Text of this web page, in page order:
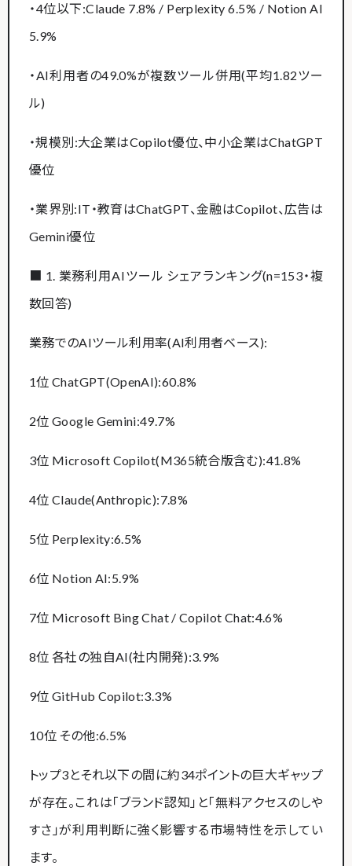
・4位以下:Claude 7.8% / Perplexity 6.5% / Notion AI
5.9%
・AI利用者の49.0%が複数ツール併用(平均1.82ツー
ル)
・規模別:大企業はCopilot優位、中小企業はChatGPT
優位
・業界別:IT・教育はChatGPT、金融はCopilot、広告は
Gemini優位
■ 1. 業務利用AIツール シェアランキング(n=153・複
数回答)
業務でのAIツール利用率(AI利用者ベース):
1位 ChatGPT(OpenAI):60.8%
2位 Google Gemini:49.7%
3位 Microsoft Copilot(M365統合版含む):41.8%
4位 Claude(Anthropic):7.8%
5位 Perplexity:6.5%
6位 Notion AI:5.9%
7位 Microsoft Bing Chat / Copilot Chat:4.6%
8位 各社の独自AI(社内開発):3.9%
9位 GitHub Copilot:3.3%
10位 その他:6.5%
トップ3とそれ以下の間に約34ポイントの巨大ギャップ
が存在。これは「ブランド認知」と「無料アクセスのしや
すさ」が利用判断に強く影響する市場特性を示してい
ます。